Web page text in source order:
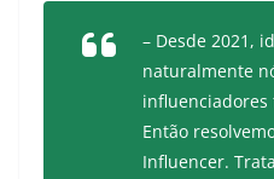
– Desde 2021,
naturalmente
influenciadores
Então
Influencer.